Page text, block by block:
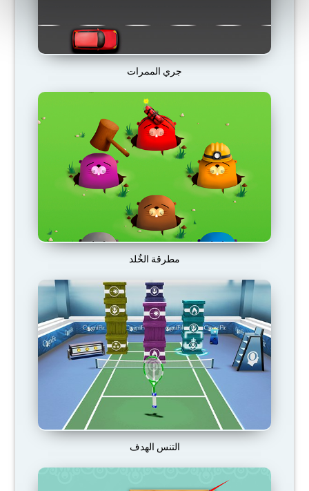
جري الممرات
مطرقة الخٌلد
التنس الهدف